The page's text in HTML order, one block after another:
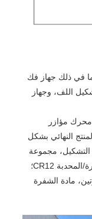
في ذلك جهاز فك
اللف، وجهاز
مؤازر
النهائي بشكل
1 مم. اللكم بعد التشكيل، مجموعة
واحدة من قوالب التثقيب، مادة القالب المقعرة/المحدبة CR12؛
مادة الشفرة